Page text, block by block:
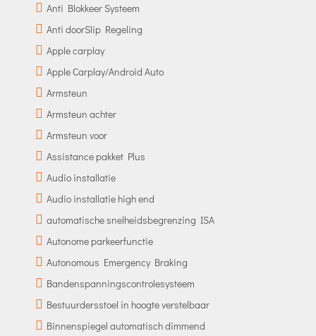
Anti Blokkeer Systeem
Anti doorSlip Regeling
Apple carplay
Apple Carplay/Android Auto
Armsteun
Armsteun achter
Armsteun voor
Assistance pakket Plus
Audio installatie
Audio installatie high end
automatische snelheidsbegrenzing ISA
Autonome parkeerfunctie
Autonomous Emergency Braking
Bandenspanningscontrolesysteem
Bestuurdersstoel in hoogte verstelbaar
Binnenspiegel automatisch dimmend